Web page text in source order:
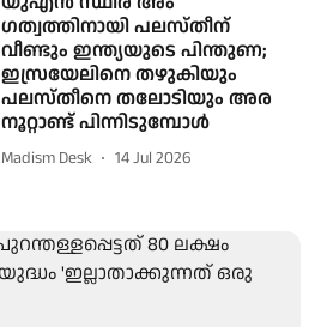
ഗത്വത്തിനായി പലസ്തീന് ​
വീണ്ടും ഇന്ത്യയുടെ പിന്തുണ;
ഇസ്രയേലിനെ തഴുകിയും
പലസ്തീനെ തലോടിയും അര
നൂറ്റാണ്ട് പിന്നിടുമ്പോൾ
Madism Desk 14 Jul 2026